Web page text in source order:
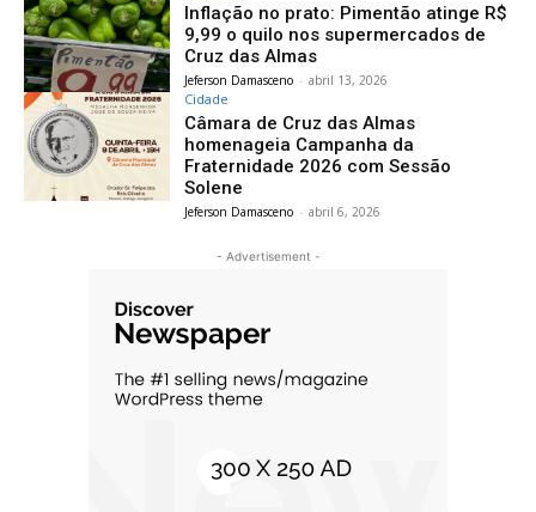
Inflação no prato: Pimentão atinge R$
9,99 o quilo nos supermercados de
Cruz das Almas
Jeferson Damasceno - abril 13, 2026
Cidade
Câmara de Cruz das Almas
homenageia Campanha da
Fraternidade 2026 com Sessão
Solene
Jeferson Damasceno - abril 6, 2026
- Advertisement -